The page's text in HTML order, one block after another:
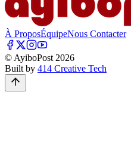
À ProposÉquipeNous Contacter
© AyiboPost 2026
Built by 414 Creative Tech